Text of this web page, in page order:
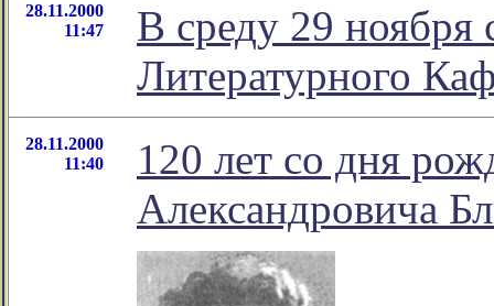
28.11.2000
11:47
В среду 29 ноября
Литературного
28.11.2000
11:40
120 лет со дня
Александровича